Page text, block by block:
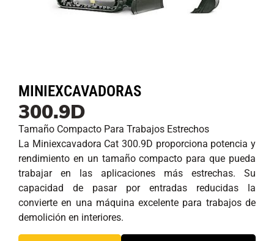
MINIEXCAVADORAS
300.9D
Tamaño Compacto Para Trabajos Estrechos
La Miniexcavadora Cat 300.9D proporciona potencia y
rendimiento en un tamaño compacto para que pueda
trabajar en las aplicaciones más estrechas. Su
capacidad de pasar por entradas reducidas la
convierte en una máquina excelente para trabajos de
demolición en interiores.